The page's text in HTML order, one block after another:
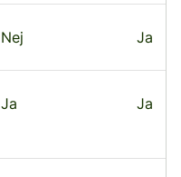
Nej Ja
Ja Ja